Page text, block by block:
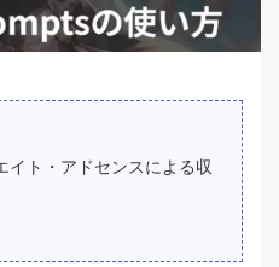
ト・アドセンスによる収